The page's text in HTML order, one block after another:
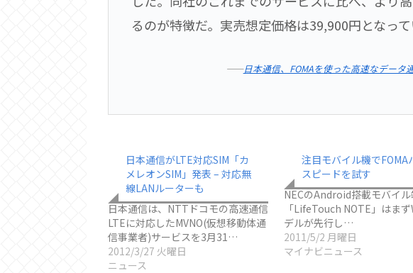
るのが特徴だ。実売想定価格は39,900円となって
――日本通信、FOMAを使った高速なデータ
日本通信がLTE対応SIM「カ
メレオンSIM」発表 – 対応無
線LANルーターも
日本通信は、NTTドコモの高速通信
LTEに対応したMVNO(仮想移動体通
信事業者)サービスを3月31…
2012/3/27 火曜日
ニュース
注目モバイル機でFOMA
スピードを試す
NECのAndroid搭載モバイル
「LifeTouch NOTE」はま
デルが先行し…
2011/5/2 月曜日
マイナビニュース